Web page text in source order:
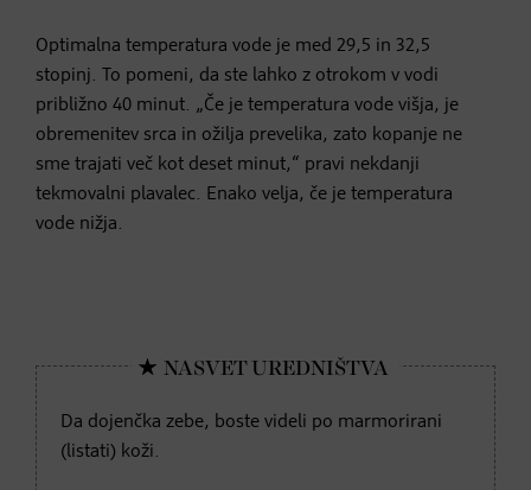
Optimalna temperatura vode je med 29,5 in 32,5
stopinj. To pomeni, da ste lahko z otrokom v vodi
približno 40 minut. „Če je temperatura vode višja, je
obremenitev srca in ožilja prevelika, zato kopanje ne
sme trajati več kot deset minut,“ pravi nekdanji
tekmovalni plavalec. Enako velja, če je temperatura
vode nižja.
Da dojenčka zebe, boste videli po marmorirani
(listati) koži.